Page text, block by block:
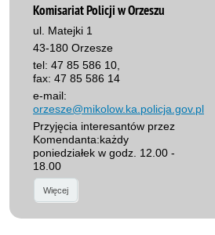
Komisariat Policji w Orzeszu
ul. Matejki 1
43-180 Orzesze
tel: 47 85 586 10,
fax: 47 85 586 14
e-mail:
orzesze@mikolow.ka.policja.gov.pl
Przyjęcia interesantów przez
Komendanta:każdy
poniedziałek w godz. 12.00 -
18.00
Więcej